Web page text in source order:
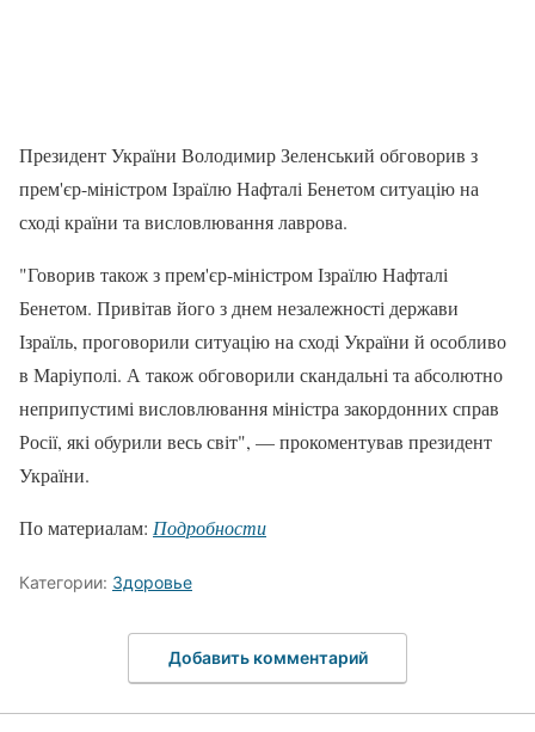
Президент України Володимир Зеленський обговорив з
прем'єр-міністром Ізраїлю Нафталі Бенетом ситуацію на
сході країни та висловлювання лаврова.
"Говорив також з прем'єр-міністром Ізраїлю Нафталі
Бенетом. Привітав його з днем незалежності держави
Ізраїль, проговорили ситуацію на сході України й особливо
в Маріуполі. А також обговорили скандальні та абсолютно
неприпустимі висловлювання міністра закордонних справ
Росії, які обурили весь світ", — прокоментував президент
України.
По материалам: Подробности
Категории: Здоровье
Добавить комментарий